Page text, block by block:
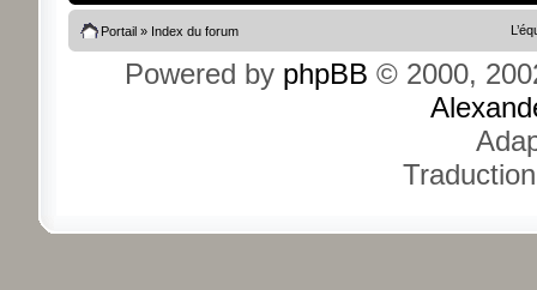
Portail» Index du forum
Powered by phpBB © 2000,